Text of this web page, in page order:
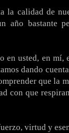
la calidad de
año bastante
en usted, en mí,
dando
que la
con que
virtud y